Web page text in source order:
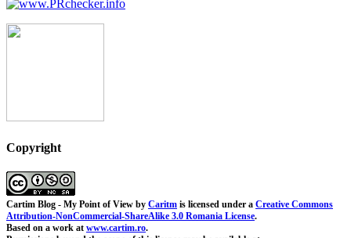
Copyright
Cartim Blog - My Point of View by Caritm is licensed under a Creative Commons
Attribution-NonCommercial-ShareAlike 3.0 Romania License.
Based on a work at www.cartim.ro.